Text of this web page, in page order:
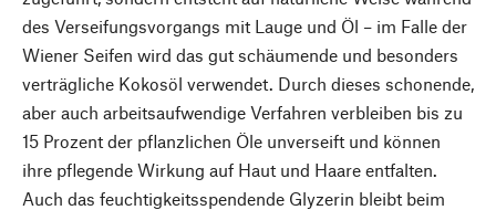
des Verseifungsvorgangs mit Lauge und Öl – im Falle der
Wiener Seifen wird das gut schäumende und besonders
verträgliche Kokosöl verwendet. Durch dieses schonende,
aber auch arbeitsaufwendige Verfahren verbleiben bis zu
15 Prozent der pflanzlichen Öle unverseift und können
ihre pflegende Wirkung auf Haut und Haare entfalten.
Auch das feuchtigkeitsspendende Glyzerin bleibt beim